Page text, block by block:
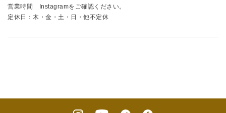
営業時間 Instagramをご確認ください。
定休日：木・金・土・日・他不定休